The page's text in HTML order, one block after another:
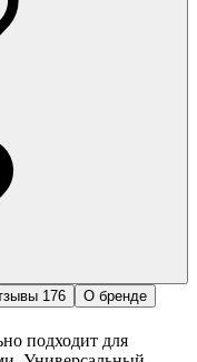
176
О бренде
подходит для